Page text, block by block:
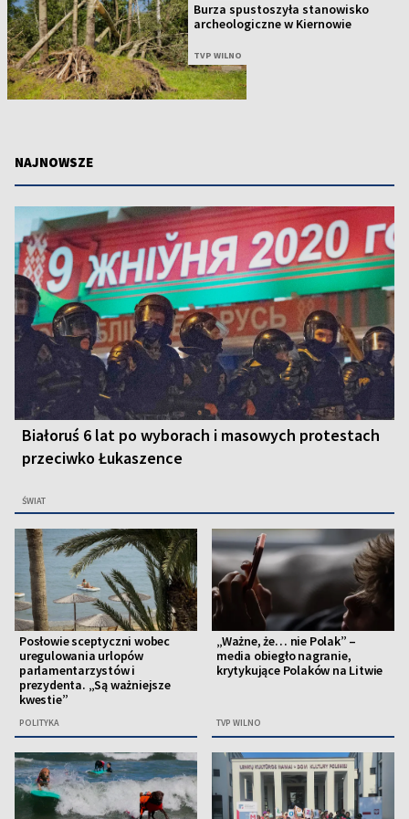
Burza spustoszyła stanowisko
archeologiczne w Kiernowie
TVP WILNO
NAJNOWSZE
Białoruś 6 lat po wyborach i masowych protestach
przeciwko Łukaszence
ŚWIAT
Posłowie sceptyczni wobec
uregulowania urlopów
parlamentarzystów i
prezydenta. „Są ważniejsze
kwestie”
POLITYKA
„Ważne, że… nie Polak” –
media obiegło nagranie,
krytykujące Polaków na Litwie
TVP WILNO